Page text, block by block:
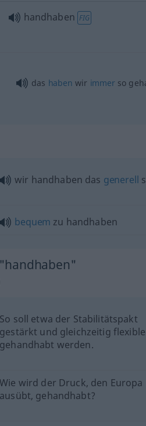
handhaben FIG
das haben wir immerso
wir handhaben das generell
bequem zu handhaben
So soll etwa der Stabilitätspakt
gestärkt und gleichzeitig
gehandhabt werden.
Wie wird der Druck, den Europa
ausübt, gehandhabt?